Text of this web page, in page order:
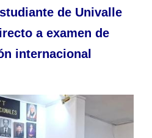
de Univalle
a examen de
internacional